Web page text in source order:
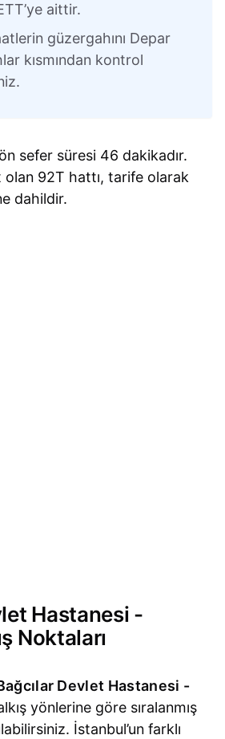
aittir.
güzergahını Depar
kısmından kontrol
sefer süresi 46 dakikadır.
92T hattı, tarife olarak
dahildir.
Hastanesi -
Noktaları
Devlet Hastanesi -
yönlerine göre sıralanmış
İstanbul’un farklı